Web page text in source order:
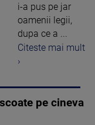
i-a pus pe jar
oamenii legii,
dupa ce a ...
Citeste mai mult
›
pe cineva